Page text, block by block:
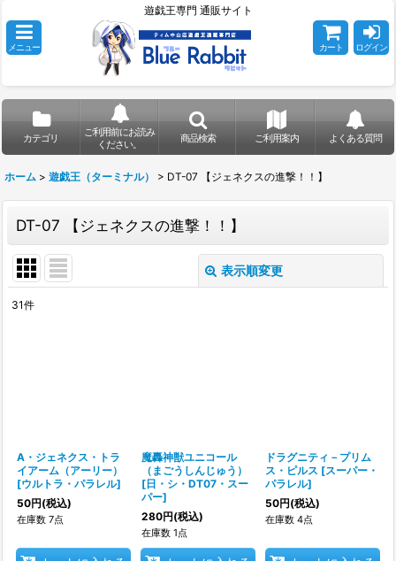
遊戯王専門 通販サイト
メニュー カート ログイン
カテゴリ
ご利用前にお読み
ください。
商品検索 ご利用案内 よくある質問
ホーム > 遊戯王（ターミナル） > DT-07 【ジェネクスの進撃！！】
DT-07 【ジェネクスの進撃！！】
表示順変更
絞り込む
31件
A・ジェネクス・トラ
イアーム（アーリー）
[ウルトラ・パラレル]
50円(税込)
在庫数 7点
魔轟神獣ユニコール
（まごうしんじゅう）
[日・シ・DT07・スー
パー]
280円(税込)
在庫数 1点
ドラグニティ－プリム
ス・ピルス [スーパー・
パラレル]
50円(税込)
在庫数 4点